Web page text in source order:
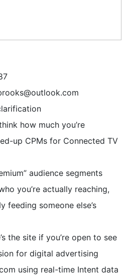
how much you’re
up CPMs for Connected TV
audience segments
you’re actually reaching,
feeding someone else’s
the site if you’re open to see
for digital advertising
using real-time Intent data